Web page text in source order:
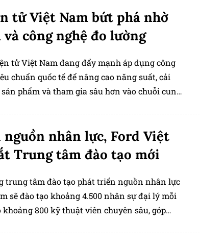
tử Việt Nam bứt phá nhờ
và công nghệ đo lường
tử Việt Nam đang đẩy mạnh áp dụng công
chuẩn quốc tế để nâng cao năng suất, cải
phẩm và tham gia sâu hơn vào chuỗi cung
nhân lực, Ford Việt
Trung tâm đào tạo mới
trung tâm đào tạo phát triển nguồn nhân lực
sẽ đào tạo khoảng 4.500 nhân sự đại lý mỗi
800 kỹ thuật viên chuyên sâu, góp